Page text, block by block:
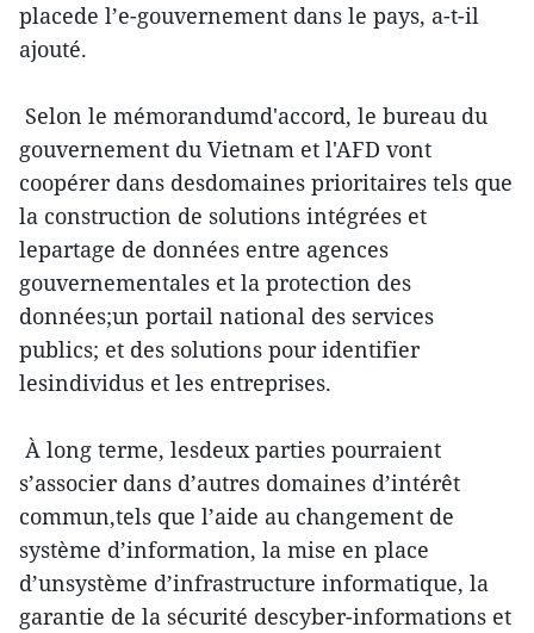
placede l’e-gouvernement dans le pays, a-t-il
ajouté.
Selon le mémorandumd'accord, le bureau du
gouvernement du Vietnam et l'AFD vont
coopérer dans desdomaines prioritaires tels que
la construction de solutions intégrées et
lepartage de données entre agences
gouvernementales et la protection des
données;un portail national des services
publics; et des solutions pour identifier
lesindividus et les entreprises.
À long terme, lesdeux parties pourraient
s’associer dans d’autres domaines d’intérêt
commun,tels que l’aide au changement de
système d’information, la mise en place
d’unsystème d’infrastructure informatique, la
garantie de la sécurité descyber-informations et